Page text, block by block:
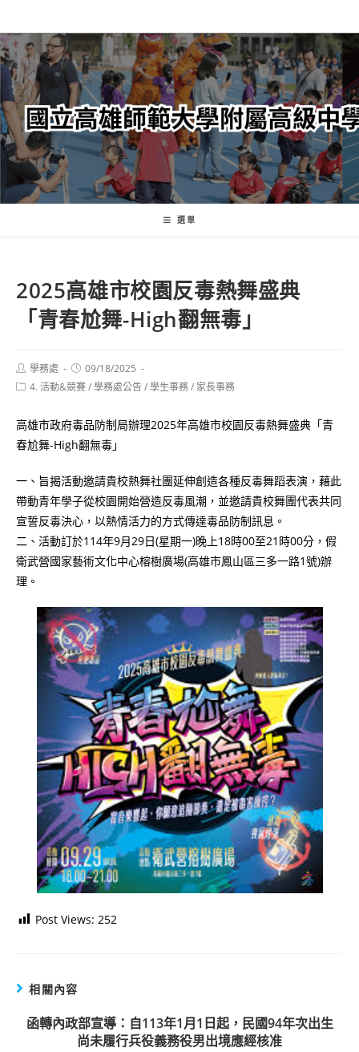
轉
至
主
內
容
選單
2025高雄市校園反毒熱舞盛典
「青春尬舞-High翻無毒」
Post
author:
學務處
Post
published:
09/18/2025
Post4. 活動&競賽/學務處公告/學生事務/ 家長事務
高雄市政府毒品防制局辦理2025年高雄市校園反毒熱舞盛典「青
春尬舞-High翻無毒」
一、旨揭活動邀請貴校熱舞社團延伸創造各種反毒舞蹈表演，藉此
帶動青年學子從校園開始營造反毒風潮，並邀請貴校舞團代表共同
宣誓反毒決心，以熱情活力的方式傳達毒品防制訊息。
二、活動訂於114年9月29日(星期一)晚上18時00至21時00分，假
衛武營國家藝術文化中心榕樹廣場(高雄市鳳山區三多一路1號)辦
理。
Post Views: 252
相關內容
函轉內政部宣導：自113年1月1日起，民國94年次出生
尚未履行兵役義務役男出境應經核准